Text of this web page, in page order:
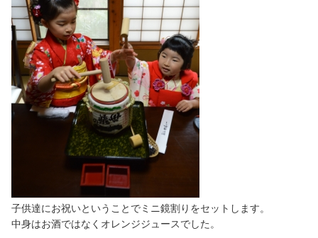
子供達にお祝いということでミニ鏡割りをセットします。
中身はお酒ではなくオレンジジュースでした。